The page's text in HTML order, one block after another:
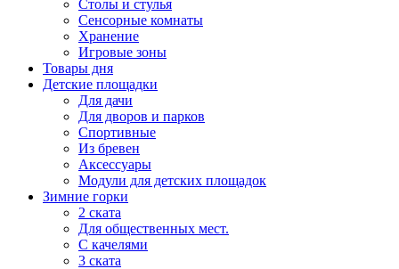
Столы и стулья
Сенсорные комнаты
Хранение
Игровые зоны
Товары дня
Детские площадки
Для дачи
Для дворов и парков
Спортивные
Из бревен
Аксессуары
Модули для детских площадок
Зимние горки
2 ската
Для общественных мест.
С качелями
3 ската